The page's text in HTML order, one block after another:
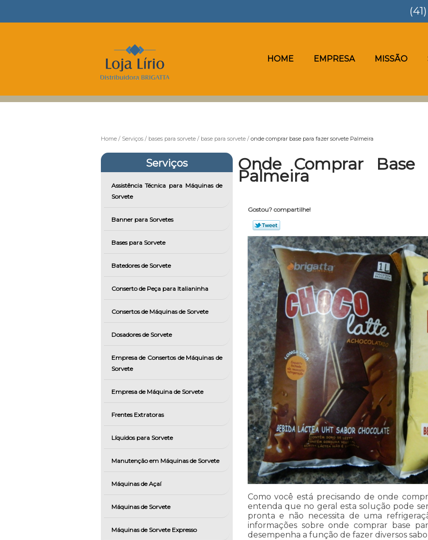
HOME EMPRESA MISSÃO
(41)
Home Serviços bases para sorvete base para sorvete onde comprar base para fazer sorvete Palmeira
Serviços
Assistência Técnica para Máquinas de
Sorvete
Banner para Sorvetes
Bases para Sorvete
Batedores de Sorvete
Conserto de Peça para Italianinha
Consertos de Máquinas de Sorvete
Dosadores de Sorvete
Empresa de Consertos de Máquinas de
Sorvete
Empresa de Máquina de Sorvete
Frentes Extratoras
Líquidos para Sorvete
Manutenção em Máquinas de Sorvete
Máquinas de Açaí
Máquinas de Sorvete
Máquinas de Sorvete Expresso
Onde Comprar Base
Palmeira
Gostou? compartilhe!
Como você está precisando de onde
entenda que no geral esta solução pode
pronta e não necessita de uma
informações sobre onde comprar base
desempenha a função de fazer diversos